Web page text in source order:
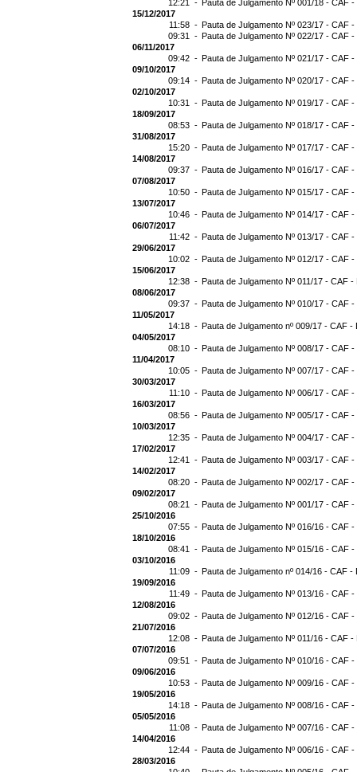
12:21 - Pauta de Julgamento Nº 001/18 - CAF
15/12/2017
11:58 - Pauta de Julgamento Nº 023/17 - CAF
09:31 - Pauta de Julgamento Nº 022/17 - CAF
06/11/2017
09:42 - Pauta de Julgamento Nº 021/17 - CAF -
09/10/2017
09:14 - Pauta de Julgamento Nº 020/17 - CAF -
02/10/2017
10:31 - Pauta de Julgamento Nº 019/17 - CAF
18/09/2017
08:53 - Pauta de Julgamento Nº 018/17 - CAF
31/08/2017
15:20 - Pauta de Julgamento Nº 017/17 - CAF
14/08/2017
09:37 - Pauta de Julgamento Nº 016/17 - CAF
07/08/2017
10:50 - Pauta de Julgamento Nº 015/17 - CAF
13/07/2017
10:46 - Pauta de Julgamento Nº 014/17 - CAF
06/07/2017
11:42 - Pauta de Julgamento Nº 013/17 - CAF -
29/06/2017
10:02 - Pauta de Julgamento Nº 012/17 - CAF
15/06/2017
12:38 - Pauta de Julgamento Nº 011/17 - CAF -
08/06/2017
09:37 - Pauta de Julgamento Nº 010/17 - CAF
11/05/2017
14:18 - Pauta de Julgamento nº 009/17 - CAF -
04/05/2017
08:10 - Pauta de Julgamento Nº 008/17 - CAF
11/04/2017
10:05 - Pauta de Julgamento Nº 007/17 - CAF
30/03/2017
11:10 - Pauta de Julgamento Nº 006/17 - CAF
16/03/2017
08:56 - Pauta de Julgamento Nº 005/17 - CAF
10/03/2017
12:35 - Pauta de Julgamento Nº 004/17 - CAF
17/02/2017
12:41 - Pauta de Julgamento Nº 003/17 - CAF
14/02/2017
08:20 - Pauta de Julgamento Nº 002/17 - CAF
09/02/2017
08:21 - Pauta de Julgamento Nº 001/17 - CAF
25/10/2016
07:55 - Pauta de Julgamento Nº 016/16 - CAF
18/10/2016
08:41 - Pauta de Julgamento Nº 015/16 - CAF
03/10/2016
11:09 - Pauta de Julgamento nº 014/16 - CAF -
19/09/2016
11:49 - Pauta de Julgamento Nº 013/16 - CAF
12/08/2016
09:02 - Pauta de Julgamento Nº 012/16 - CAF
21/07/2016
12:08 - Pauta de Julgamento Nº 011/16 - CAF -
07/07/2016
09:51 - Pauta de Julgamento Nº 010/16 - CAF
09/06/2016
10:53 - Pauta de Julgamento Nº 009/16 - CAF
19/05/2016
14:18 - Pauta de Julgamento Nº 008/16 - CAF
05/05/2016
11:08 - Pauta de Julgamento Nº 007/16 - CAF -
14/04/2016
12:44 - Pauta de Julgamento Nº 006/16 - CAF
28/03/2016